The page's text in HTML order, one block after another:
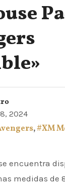
2024
,#XM
medidas de